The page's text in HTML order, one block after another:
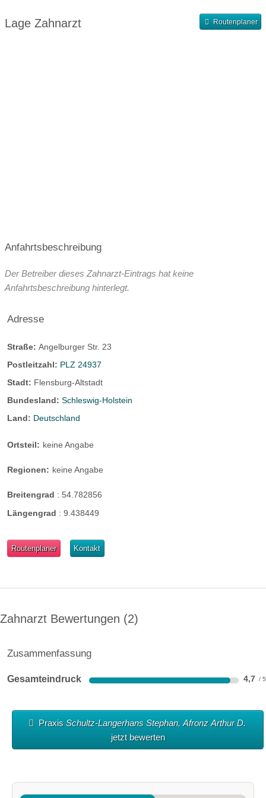
Samstagssprechstunde
Lage Zahnarzt Routenplaner
Anfahrtsbeschreibung
Der Betreiber dieses Zahnarzt-Eintrags hat keine
Anfahrtsbeschreibung hinterlegt.
Adresse
Straße: Angelburger Str. 23
Postleitzahl: PLZ 24937
Stadt: Flensburg-Altstadt
Bundesland: Schleswig-Holstein
Land: Deutschland
Ortsteil: keine Angabe
Regionen: keine Angabe
Breitengrad : 54.782856
Längengrad : 9.438449
Routenplaner Kontakt
Zahnarzt Bewertungen 2
Zusammenfassung
Gesamteindruck 4,7
PraxisSchultz-Langerhans Stephan, Afronz Arthur D.
jetzt bewerten